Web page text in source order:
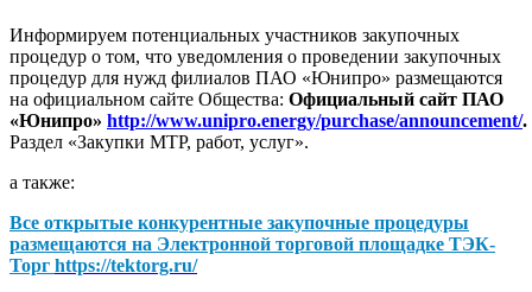
Информируем потенциальных участников закупочных
процедур о том, что уведомления о проведении закупочных
процедур для нужд филиалов ПАО «Юнипро» размещаются
на официальном сайте Общества: Официальный сайт ПАО
«Юнипро» http://www.unipro.energy/purchase/announcement/.
Раздел «Закупки МТР, работ, услуг».
а также:
Все открытые конкурентные закупочные процедуры
размещаются на Электронной торговой площадке ТЭК-
Торг https://tektorg.ru/